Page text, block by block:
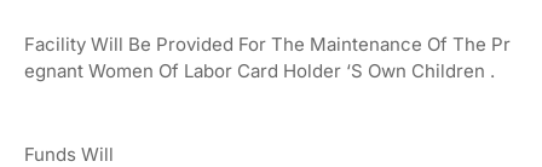
Facility Will Be Provided For The Maintenance Of The Pr
Egnant Women Of Labor Card Holder ‘s Own Children .
Funds Will